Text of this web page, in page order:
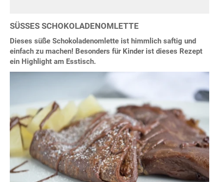
SÜSSES SCHOKOLADENOMLETTE
Dieses süße Schokoladenomlette ist himmlich saftig und
einfach zu machen! Besonders für Kinder ist dieses Rezept
ein Highlight am Esstisch.